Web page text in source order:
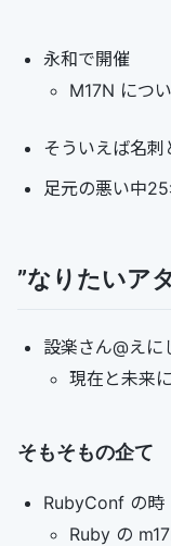
永和で開催
M17N につ
そういえば名
足元の悪い中
”なりたいア
設楽さん@えに
現在と未来
そもそもの企て
RubyConf の時
Ruby の